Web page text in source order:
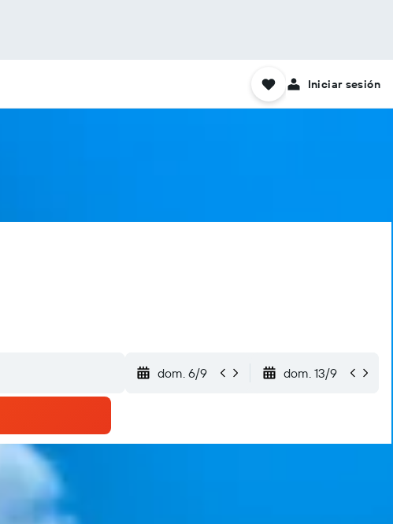
Iniciar sesión
dom. 6/9 dom. 13/9